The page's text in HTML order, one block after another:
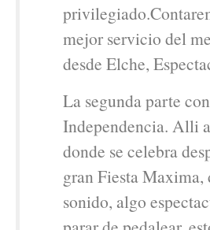
mejor servicio del
desde Elche,
La segunda parte
Independencia. Alli
donde se celebra
gran Fiesta
sonido, algo